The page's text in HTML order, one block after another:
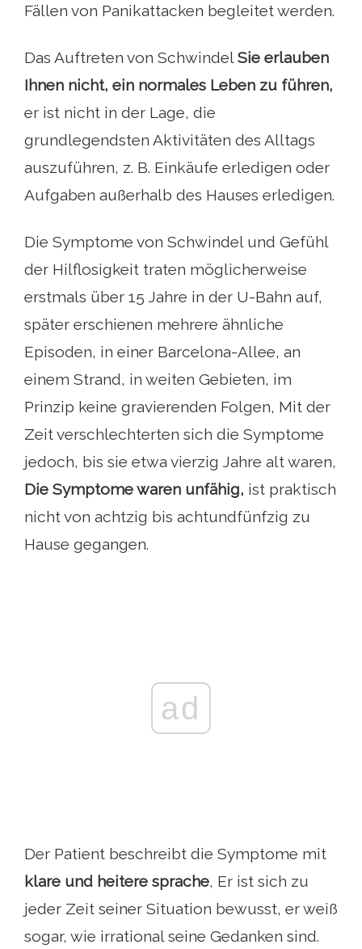
Fällen von Panikattacken begleitet werden.
Das Auftreten von Schwindel Sie erlauben
Ihnen nicht, ein normales Leben zu führen,
er ist nicht in der Lage, die
grundlegendsten Aktivitäten des Alltags
auszuführen, z. B. Einkäufe erledigen oder
Aufgaben außerhalb des Hauses erledigen.
Die Symptome von Schwindel und Gefühl
der Hilflosigkeit traten möglicherweise
erstmals über 15 Jahre in der U-Bahn auf,
später erschienen mehrere ähnliche
Episoden, in einer Barcelona-Allee, an
einem Strand, in weiten Gebieten, im
Prinzip keine gravierenden Folgen, Mit der
Zeit verschlechterten sich die Symptome
jedoch, bis sie etwa vierzig Jahre alt waren,
Die Symptome waren unfähig, ist praktisch
nicht von achtzig bis achtundfünfzig zu
Hause gegangen.
ad
Der Patient beschreibt die Symptome mit
klare und heitere sprache, Er ist sich zu
jeder Zeit seiner Situation bewusst, er weiß
sogar, wie irrational seine Gedanken sind.